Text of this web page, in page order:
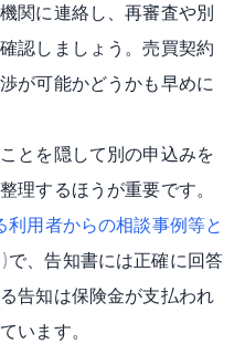
関に連絡し、再審査や別
認しましょう。売買契約
が可能かどうかも早めに
とを隠して別の申込みを
理するほうが重要です。
利用者からの相談事例等と
)で、告知書には正確に回答
告知は保険金が支払われ
います。